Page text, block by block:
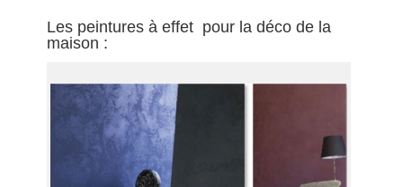
Les peintures à effet pour la déco de la
maison :